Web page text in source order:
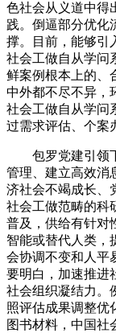
色社会从义道中得
践。倒逼部分优化
撑。目前，能够引
社会工做自从学问
鲜案例根本上的、
中外都不尽不异，
社会工做自从学问
过需求评估、个案
包罗党建引领下
管理、建立高效消
济社会不竭成长、
社会工做范畴的科
普及，供给有针对
智能或替代人类，
会协调不变和人平
要明白，加速推进
社会组织凝结力。
照评估成果调整优
图书材料，中国社